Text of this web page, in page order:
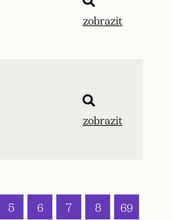
zobrazit
zobrazit
5 6 7 8 69